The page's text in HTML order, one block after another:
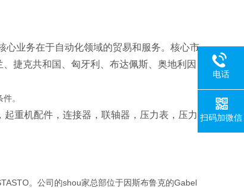
心业务在于自动化领域的贸易和服务。核心市
捷克共和国、匈牙利、布达佩斯、奥地利因
。
重机配件，连接器，联轴器，压力表，压力
。公司的shou家总部位于因斯布鲁克的Gabel
电话
扫码加微信